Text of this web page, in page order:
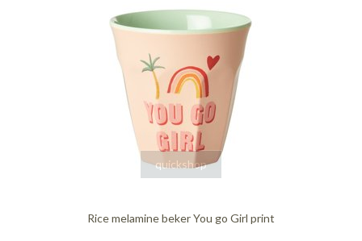
quickshop
Rice melamine beker You go Girl print